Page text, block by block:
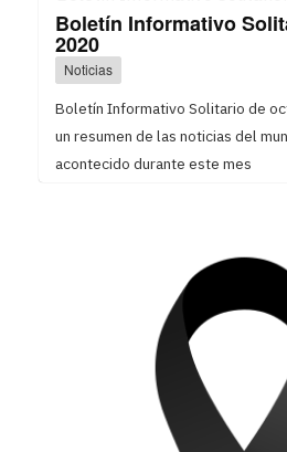
Boletín Informativo
2020
Noticias
Boletín Informativo Solitario de
un resumen de las noticias del
acontecido durante este mes